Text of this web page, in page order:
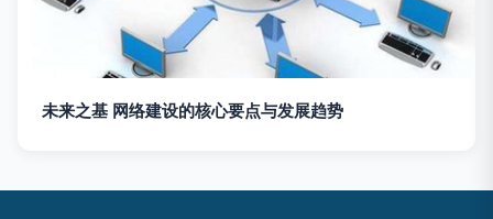
未来之基 网络建设的核心要点与发展趋势